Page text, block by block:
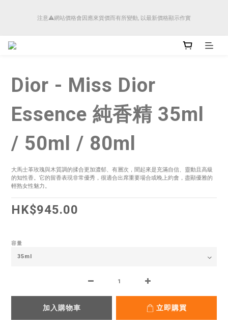
注意⚠️網站價格會因應來貨價而有所變動, 以最新價格顯示作實
順豐香港將於4月14日起減少SMS短訊發送, 所有快件自取訊息通知將全部改為透過官
Dior - Miss Dior
Essence 純香精 35ml
/ 50ml / 80ml
大馬士革玫瑰與木質調的揉合更加濃郁、有層次，聞起來是充滿自信、靈動且高級
的知性香。它的留香表現非常優秀，很適合出席重要場合或晚上約會，盡顯優雅的
輕熟女性魅力。
HK$945.00
容量
加入購物車 立即購買